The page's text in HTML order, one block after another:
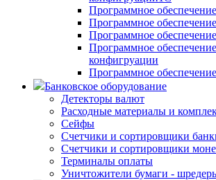
Программное
Программное
Программное
Программное
конфигруации
Программное
Банковское оборудование
Детекторы валют
Расходные материалы и
Сейфы
Счетчики и сортировщики
Счетчики и сортировщики
Терминалы оплаты
Уничтожители бумаги -